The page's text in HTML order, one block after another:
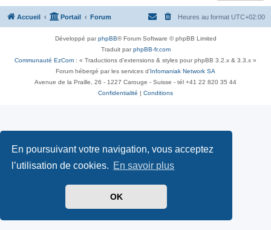
En poursuivant votre navigation, vous acceptez
l’utilisation de cookies. En savoir plus
OK
Accueil Portail Forum Heures au format UTC+02:00
Développé parphpBB® Forum Software © phpBB Limited
Traduit parphpBB-fr.com
Communauté EzCom : « Traductions d'extensions & styles pour phpBB 3.2.x & 3.3.x »
Forum hébergé par les services d’ Infomaniak Network SA
Avenue de la Praille, 26 - 1227 Carouge - Suisse - tél +41 22 820 35 44
Confidentialité
Conditions